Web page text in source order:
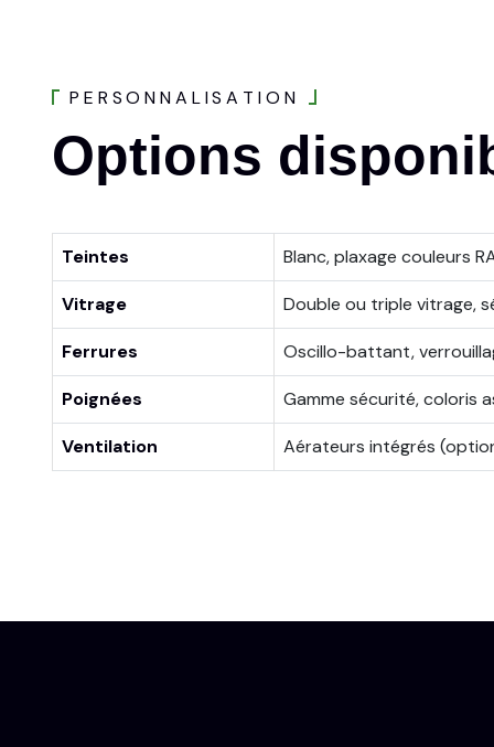
P E R SONNA LISA T IO N
Options
Teintes Blanc, plaxage couleurs
Vitrage Double ou triple vitrage,
Ferrures Oscillo-battant,
Poignées Gamme sécurité, coloris
Ventilation Aérateurs intégrés